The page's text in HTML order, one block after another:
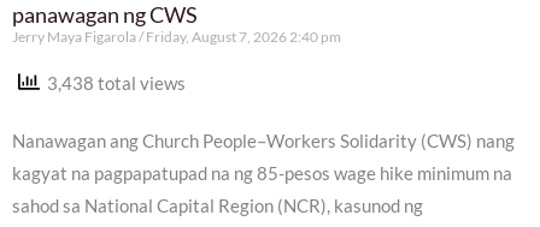
panawagan ng CWS
Jerry Maya Figarola Friday, August 7, 2026 2:40 pm
3,438 total views
Nanawagan ang Church People–Workers Solidarity (CWS) nang
kagyat na pagpapatupad na ng 85-pesos wage hike minimum na
sahod sa National Capital Region (NCR), kasunod ng